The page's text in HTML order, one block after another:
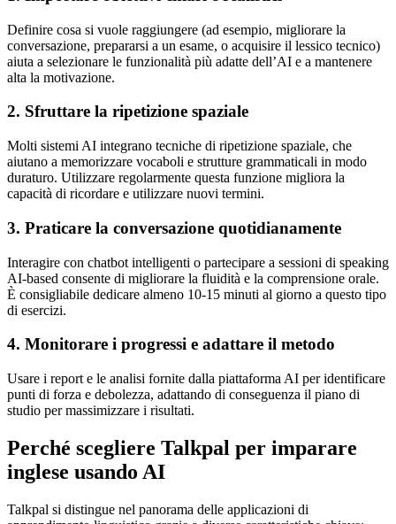
Definire cosa si vuole raggiungere (ad esempio, migliorare la
conversazione, prepararsi a un esame, o acquisire il lessico tecnico)
aiuta a selezionare le funzionalità più adatte dell’AI e a mantenere
alta la motivazione.
2. Sfruttare la ripetizione spaziale
Molti sistemi AI integrano tecniche di ripetizione spaziale, che
aiutano a memorizzare vocaboli e strutture grammaticali in modo
duraturo. Utilizzare regolarmente questa funzione migliora la
capacità di ricordare e utilizzare nuovi termini.
3. Praticare la conversazione quotidianamente
Interagire con chatbot intelligenti o partecipare a sessioni di speaking
AI-based consente di migliorare la fluidità e la comprensione orale.
È consigliabile dedicare almeno 10-15 minuti al giorno a questo tipo
di esercizi.
4. Monitorare i progressi e adattare il metodo
Usare i report e le analisi fornite dalla piattaforma AI per identificare
punti di forza e debolezza, adattando di conseguenza il piano di
studio per massimizzare i risultati.
Perché scegliere Talkpal per imparare
inglese usando AI
Talkpal si distingue nel panorama delle applicazioni di